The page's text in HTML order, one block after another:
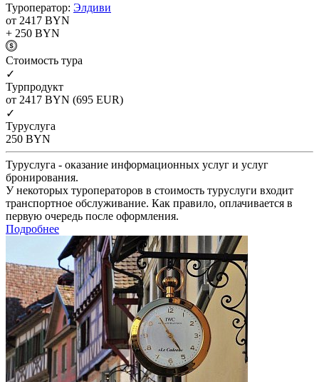
Туроператор: Элдиви
от 2417 BYN
+ 250 BYN
Cтоимость тура
✓
Турпродукт
от 2417 BYN (695 EUR)
✓
Туруслуга
250 BYN
Туруслуга - оказание информационных услуг и услуг
бронирования.
У некоторых туроператоров в стоимость туруслуги входит
транспортное обслуживание. Как правило, оплачивается в
первую очередь после оформления.
Подробнее